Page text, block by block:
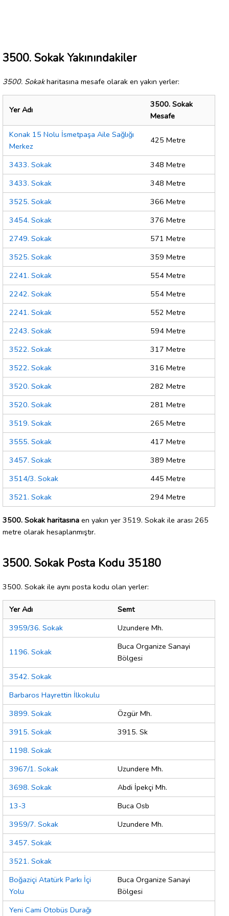
3500. Sokak Yakınındakiler
3500. Sokakharitasına mesafe olarak en yakın yerler:
Yer Adı
3500. Sokak
Mesafe
Konak 15 Nolu İsmetpaşa Aile Sağlığı
Merkez
425 Metre
3433. Sokak
348 Metre
3433. Sokak
348 Metre
3525. Sokak
366 Metre
3454. Sokak
376 Metre
2749. Sokak
571 Metre
3525. Sokak
359 Metre
2241. Sokak
554 Metre
2242. Sokak
554 Metre
2241. Sokak
552 Metre
2243. Sokak
594 Metre
3522. Sokak
317 Metre
3522. Sokak
316 Metre
3520. Sokak
282 Metre
3520. Sokak
281 Metre
3519. Sokak
265 Metre
3555. Sokak
417 Metre
3457. Sokak
389 Metre
3514/3. Sokak
445 Metre
3521. Sokak
294 Metre
3500. Sokak haritasına en yakın yer 3519. Sokak ile arası 265
metre olarak hesaplanmıştır.
3500. Sokak Posta Kodu 35180
3500. Sokak ile aynı posta kodu olan yerler:
Yer Adı
Semt
3959/36. Sokak
Uzundere Mh.
1196. Sokak
Buca Organize Sanayi
Bölgesi
3542. Sokak
Barbaros Hayrettin İlkokulu
3899. Sokak
Özgür Mh.
3915. Sokak
3915. Sk
1198. Sokak
3967/1. Sokak
Uzundere Mh.
3698. Sokak
Abdi İpekçi Mh.
13-3
Buca Osb
3959/7. Sokak
Uzundere Mh.
3457. Sokak
3521. Sokak
Boğaziçi Atatürk Parkı İçi
Yolu
Buca Organize Sanayi
Bölgesi
Yeni Cami Otobüs Durağı